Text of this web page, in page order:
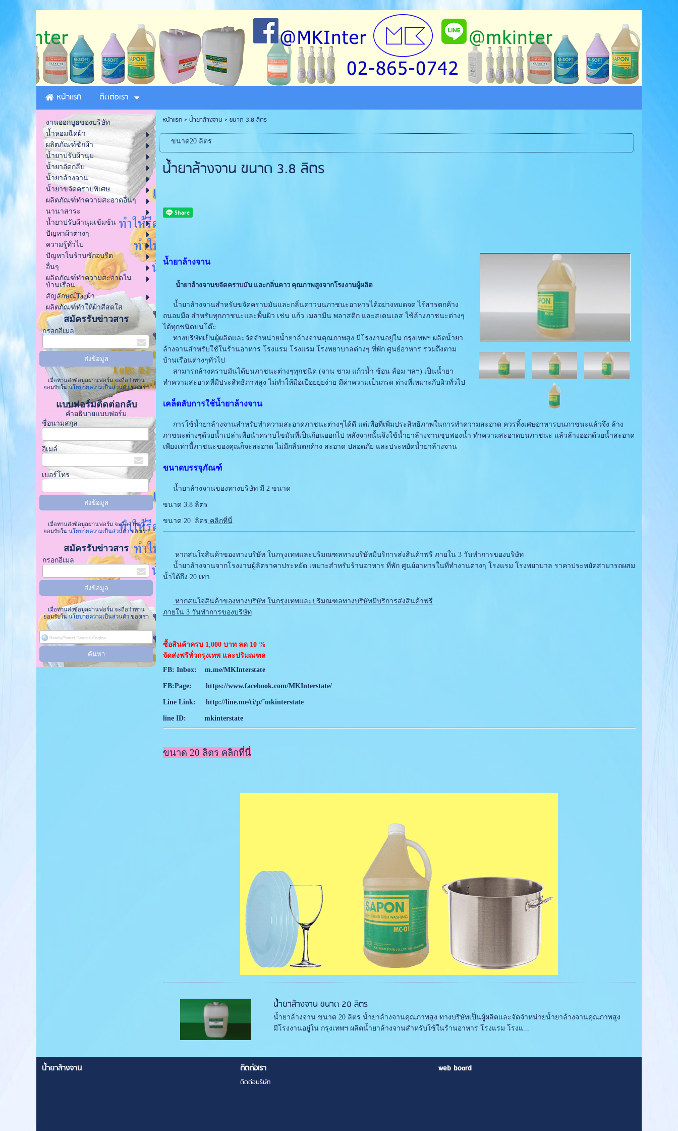
หน้าแรก ติดต่อเรา
งานออกบูธของบริษัท
น้ำหอมฉีดผ้า
ผลิตภัณฑ์ซักผ้า
น้ำยาปรับผ้านุ่ม
น้ำยาอัดกลีบ
น้ำยาล้างจาน
น้ำยาขจัดคราบพิเศษ
ผลิตภัณฑ์ทำความสะอาดอื่นๆ
นานาสาระ
น้ำยาปรับผ้านุ่มเข้มข้น
ปัญหาผ้าต่างๆ
ความรู้ทั่วไป
ปัญหาในร้านซักอบรีด
อื่นๆ
ผลิตภัณฑ์ทำความสะอาดใน
บ้านเรือน
สัญลักษณ์Tagผ้า
ผลิตภัณฑ์ทำให้ผ้าสีสดใส
สมัครรับข่าวสาร
กรอกอีเมล
เมื่อท่านส่งข้อมูลผ่านฟอร์ม จะถือว่าท่าน
ยอมรับในนโยบายความเป็นส่วนตัวของเรา
แบบฟอร์มติดต่อกลับ
คำอธิบายแบบฟอร์ม
ชื่อนามสกุล
อีเมล์
เบอร์โทร
เมื่อท่านส่งข้อมูลผ่านฟอร์ม จะถือว่าท่าน
ยอมรับใน นโยบายความเป็นส่วนตัวของเรา
สมัครรับข่าวสาร
กรอกอีเมล
เมื่อท่านส่งข้อมูลผ่านฟอร์ม จะถือว่าท่าน
ยอมรับในนโยบายความเป็นส่วนตัวของเรา
หน้าแรก> น้ำยาล้างจาน > ขนาด 3.8 ลิตร
ขนาด20 ลิตร
น้ำยาล้างจาน ขนาด 3.8 ลิตร
น้ำยาล้างจาน
น้ำยาล้างจานขจัดคราบมัน และกลิ่นคาว คุณภาพสูงจากโรงงานผู้ผลิต
น้ำยาล้างจานสำหรับขจัดคราบมันและกลิ่นคาวบนภาชนะอาหารได้อย่างหมดจด ไร้สารตกค้าง
ถนอมมือ สำหรับทุกภาชนะและพื้นผิว เช่น แก้ว เมลามีน พลาสติก และสเตนเลส ใช้ล้างภาชนะต่างๆ
ได้ทุกชนิดบนโต๊ะ
ทางบริษัทเป็นผู้ผลิตและจัดจำหน่ายน้ำยาล้างจานคุณภาพสูง มีโรงงานอยู่ใน กรุงเทพฯ ผลิตน้ำยา
ล้างจานสำหรับใช้ในร้านอาหาร โรงแรม โรงแรม โรงพยาบาลต่างๆ ที่พัก ศูนย์อาหาร รวมถึงตาม
บ้านเรือนต่างๆทั่วไป
สามารถล้างคราบมันได้บนภาชนะต่างๆทุกชนิด (จาน ชาม แก้วน้ำ ช้อน ส้อม ฯลฯ) เป็นน้ำยา
ทำความสะอาดที่มีประสิทธิภาพสูง ไม่ทำให้มือเปื่อยยุ่ยง่าย มีค่าความเป็นกรด ด่างที่เหมาะกับผิวทั่วไป
เคล็ดลับการใช้น้ำยาล้างจาน
การใช้น้ำยาล้างจานสำหรับทำความสะอาดภาชนะต่างๆได้ดี แต่เพื่อที่เพิ่มประสิทธิภาพในการทำความสะอาด ควรทิ้งเศษอาหารบนภาชนะแล้วจึง ล้าง
ภาชนะต่างๆด้วยน้ำเปล่าเพื่อนำคราบไขมันที่เป็นก้อนออกไป หลังจากนั้นจึงใช้น้ำยาล้างจานชุบฟองน้ำ ทำความสะอาดบนภาชนะ แล้วล้างออกด้วยน้ำสะอาด
เพียงเท่านี้ภาชนะของคุณก็จะสะอาด ไม่มีกลิ่นตกค้าง สะอาด ปลอดภัย และประหยัดน้ำยาล้างจาน
ขนาดบรรจุภัณฑ์
น้ำยาล้างจานของทางบริษัท มี 2 ขนาด
ขนาด 3.8 ลิตร
ขนาด 20 ลิตร คลิกที่นี่
หากสนใจสินค้าของทางบริษัท ในกรุงเทพและปริมณฑลทางบริษัทมีบริการส่งสินค้าฟรี ภายใน 3 วันทำการของบริษัท
น้ำยาล้างจานจากโรงงานผู้ลิตราคาประหยัด เหมาะสำหรับร้านอาหาร ที่พัก ศูนย์อาหารในที่ทำงานต่างๆ โรงแรม โรงพยาบาล ราคาประหยัดสามารถผสม
น้ำได้ถึง 20 เท่า
หากสนใจสินค้าของทางบริษัท ในกรุงเทพและปริมณฑลทางบริษัทมีบริการส่งสินค้าฟรี
ภายใน 3 วันทำการของบริษัท
ซื้อสินค้าครบ 1,000 บาท ลด 10 %
จัดส่งฟรีทั่วกรุงเทพ และปริมณฑล
FB: Inbox:
m.me/MKInterstate
FB:Page: https://www.facebook.com/MKInterstate/
Line Link: http://line.me/ti/p/˜mkinterstate
line ID: mkinterstate
ขนาด 20 ลิตร คลิกที่นี่
น้ำยาล้างจาน ขนาด 20 ลิตร
น้ำยาล้างจาน ขนาด 20 ลิตร น้ำยาล้างจานคุณภาพสูง ทางบริษัทเป็นผู้ผลิตและจัดจำหน่ายน้ำยาล้างจานคุณภาพสูง
มีโรงงานอยู่ใน กรุงเทพฯ ผลิตน้ำยาล้างจานสำหรับใช้ในร้านอาหาร โรงแรม โรงแ...
น้ำยาล้างจาน ติดต่อเรา
ติดต่อบริษัท
web board